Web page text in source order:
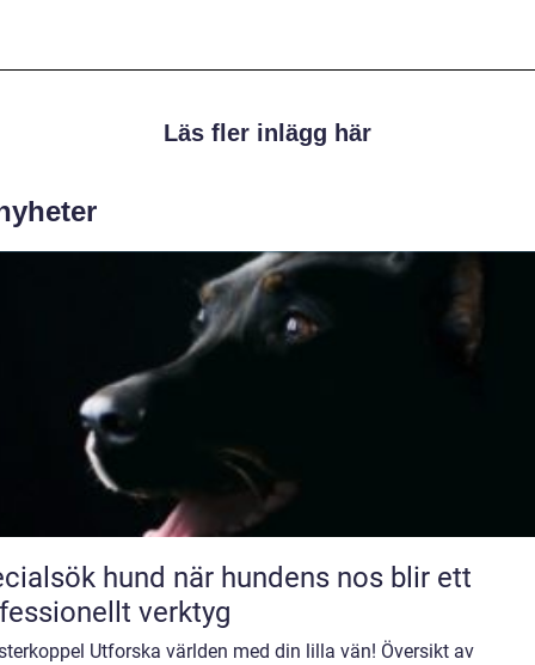
Läs fler inlägg här
hund när hundens nos blir ett
verktyg
Utforska världen med din lilla vän! Översikt av